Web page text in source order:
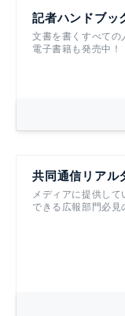
記者ハンドブッ
文書を書くすべての
電子書籍も発売中！
共同通信リアル
メディアに提供し
できる広報部門必見